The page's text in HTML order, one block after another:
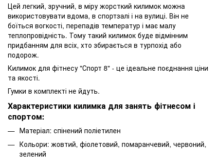
Цей легкий, зручний, в міру жорсткий килимок можна
використовувати вдома, в спортзалі і на вулиці. Він не
боїться вогкості, перепадів температур і має малу
теплопровідність. Тому такий килимок буде відмінним
придбанням для всіх, хто збирається в турпохід або
подорож.
Килимок для фітнесу "Спорт 8" - це ідеальне поєднання ціни
та якості.
Гумки в комплекті не йдуть.
Характеристики килимка для занять фітнесом і
спортом:
Матеріал: спінений поліетилен
Кольори: жовтий, фіолетовий, помаранчевий, червоний,
зелений